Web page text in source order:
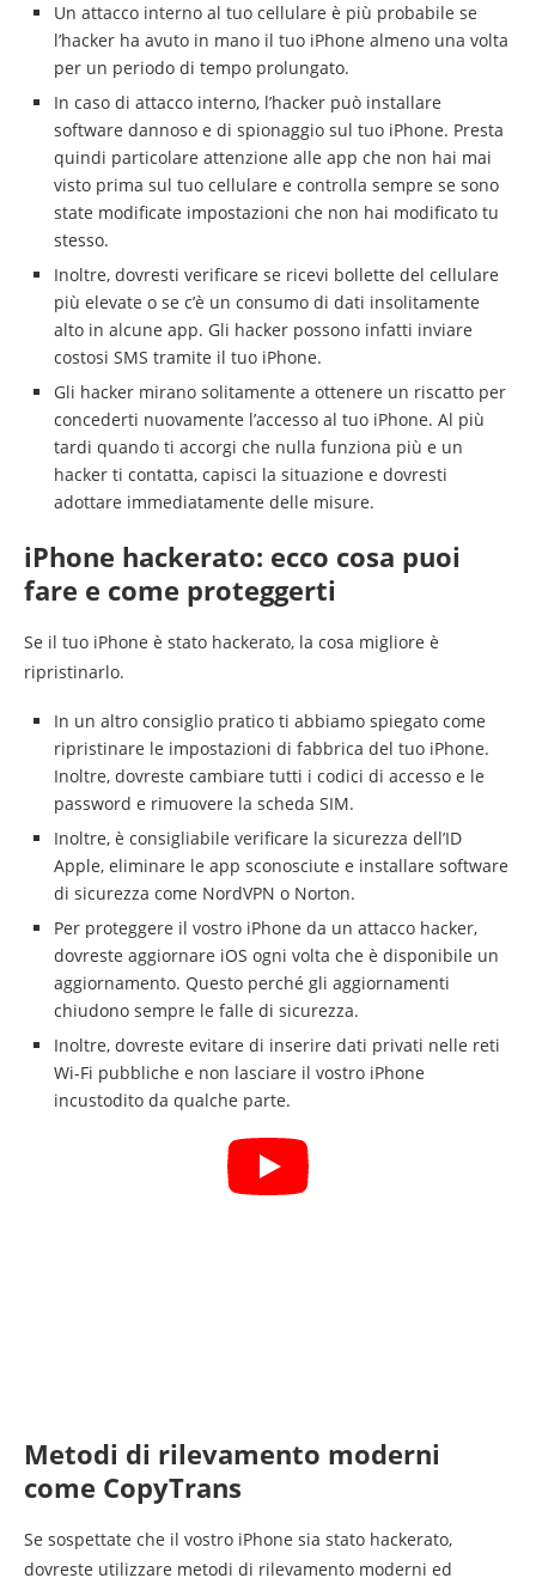
Un attacco interno al tuo cellulare è più probabile se
l’hacker ha avuto in mano il tuo iPhone almeno una volta
per un periodo di tempo prolungato.
In caso di attacco interno, l’hacker può installare
software dannoso e di spionaggio sul tuo iPhone. Presta
quindi particolare attenzione alle app che non hai mai
visto prima sul tuo cellulare e controlla sempre se sono
state modificate impostazioni che non hai modificato tu
stesso.
Inoltre, dovresti verificare se ricevi bollette del cellulare
più elevate o se c’è un consumo di dati insolitamente
alto in alcune app. Gli hacker possono infatti inviare
costosi SMS tramite il tuo iPhone.
Gli hacker mirano solitamente a ottenere un riscatto per
concederti nuovamente l’accesso al tuo iPhone. Al più
tardi quando ti accorgi che nulla funziona più e un
hacker ti contatta, capisci la situazione e dovresti
adottare immediatamente delle misure.
iPhone hackerato: ecco cosa puoi
fare e come proteggerti
Se il tuo iPhone è stato hackerato, la cosa migliore è
ripristinarlo.
In un altro consiglio pratico ti abbiamo spiegato come
ripristinare le impostazioni di fabbrica del tuo iPhone.
Inoltre, dovreste cambiare tutti i codici di accesso e le
password e rimuovere la scheda SIM.
Inoltre, è consigliabile verificare la sicurezza dell’ID
Apple, eliminare le app sconosciute e installare software
di sicurezza come NordVPN o Norton.
Per proteggere il vostro iPhone da un attacco hacker,
dovreste aggiornare iOS ogni volta che è disponibile un
aggiornamento. Questo perché gli aggiornamenti
chiudono sempre le falle di sicurezza.
Inoltre, dovreste evitare di inserire dati privati nelle reti
Wi-Fi pubbliche e non lasciare il vostro iPhone
incustodito da qualche parte.
Metodi di rilevamento moderni
come CopyTrans
Se sospettate che il vostro iPhone sia stato hackerato,
dovreste utilizzare metodi di rilevamento moderni ed